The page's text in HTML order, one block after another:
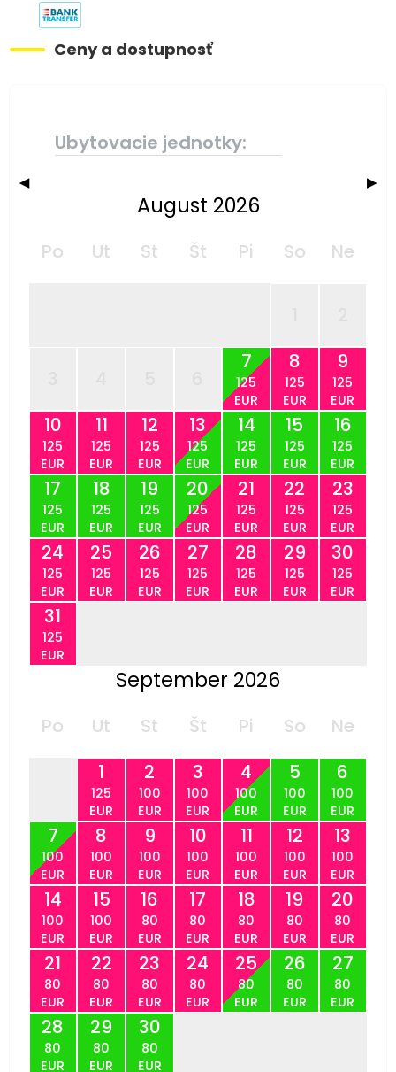
Ceny a dostupnosť
Ubytovacie jednotky:
◀ ▶
August 2026
Po Ut St Št Pi So Ne
7
125
EUR
8
125
EUR
9
125
EUR
10
125
EUR
11
125
EUR
12
125
EUR
13
125
EUR
14
125
EUR
15
125
EUR
16
125
EUR
17
125
EUR
18
125
EUR
19
125
EUR
20
125
EUR
21
125
EUR
22
125
EUR
23
125
EUR
24
125
EUR
25
125
EUR
26
125
EUR
27
125
EUR
28
125
EUR
29
125
EUR
30
125
EUR
31
125
EUR
September 2026
Po Ut St Št Pi So
Ne
1
125
EUR
2
100
EUR
3
100
EUR
4
100
EUR
5
100
EUR
6
100
EUR
7
100
EUR
8
100
EUR
9
100
EUR
10
100
EUR
11
100
EUR
12
100
EUR
13
100
EUR
14
100
EUR
15
100
EUR
16
80
EUR
17
80
EUR
18
80
EUR
19
80
EUR
20
80
EUR
21
80
EUR
22
80
EUR
23
80
EUR
24
80
EUR
25
80
EUR
26
80
EUR
27
80
EUR
28
80
EUR
29
80
EUR
30
80
EUR